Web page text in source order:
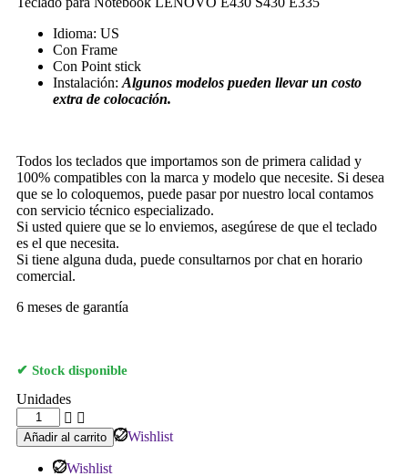
Idioma: US
Con Frame
Con Point stick
Instalación: Algunos modelos pueden llevar un costo
extra de colocación.
Todos los teclados que importamos son de primera calidad y
100% compatibles con la marca y modelo que necesite. Si desea
que se lo coloquemos, puede pasar por nuestro local contamos
con servicio técnico especializado.
Si usted quiere que se lo enviemos, asegúrese de que el teclado
es el que necesita.
Si tiene alguna duda, puede consultarnos por chat en horario
comercial.
6 meses de garantía
Stock disponible
Unidades
Wishlist
Añadir al carrito
Wishlist